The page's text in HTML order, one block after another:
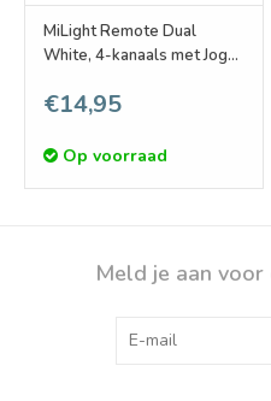
MiLight Remote Dual
White, 4-kanaals met Jog
€14,95
Op voorraad
Meld je aan